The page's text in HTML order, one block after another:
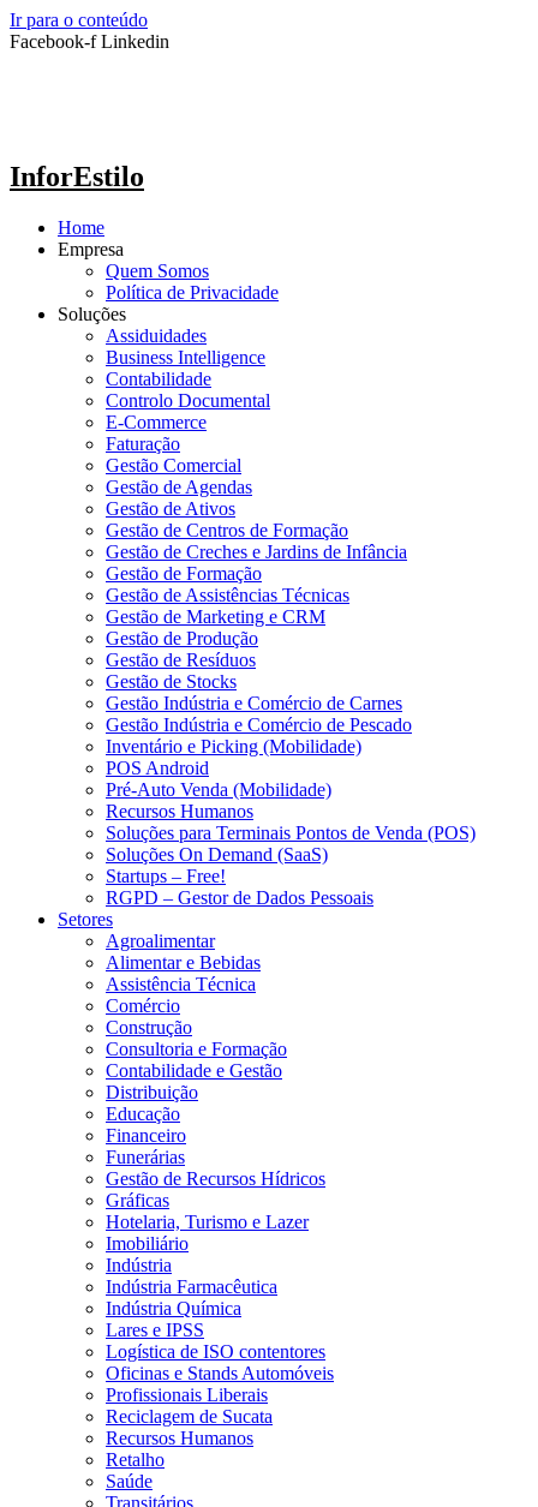
Ir para o conteúdo
Facebook-f Linkedin
InforEstilo
Home
Empresa
Quem Somos
Política de Privacidade
Soluções
Assiduidades
Business Intelligence
Contabilidade
Controlo Documental
E-Commerce
Faturação
Gestão Comercial
Gestão de Agendas
Gestão de Ativos
Gestão de Centros de Formação
Gestão de Creches e Jardins de Infância
Gestão de Formação
Gestão de Assistências Técnicas
Gestão de Marketing e CRM
Gestão de Produção
Gestão de Resíduos
Gestão de Stocks
Gestão Indústria e Comércio de Carnes
Gestão Indústria e Comércio de Pescado
Inventário e Picking (Mobilidade)
POS Android
Pré-Auto Venda (Mobilidade)
Recursos Humanos
Soluções para Terminais Pontos de Venda (POS)
Soluções On Demand (SaaS)
Startups – Free!
RGPD – Gestor de Dados Pessoais
Setores
Agroalimentar
Alimentar e Bebidas
Assistência Técnica
Comércio
Construção
Consultoria e Formação
Contabilidade e Gestão
Distribuição
Educação
Financeiro
Funerárias
Gestão de Recursos Hídricos
Gráficas
Hotelaria, Turismo e Lazer
Imobiliário
Indústria
Indústria Farmacêutica
Indústria Química
Lares e IPSS
Logística de ISO contentores
Oficinas e Stands Automóveis
Profissionais Liberais
Reciclagem de Sucata
Recursos Humanos
Retalho
Saúde
Transitários